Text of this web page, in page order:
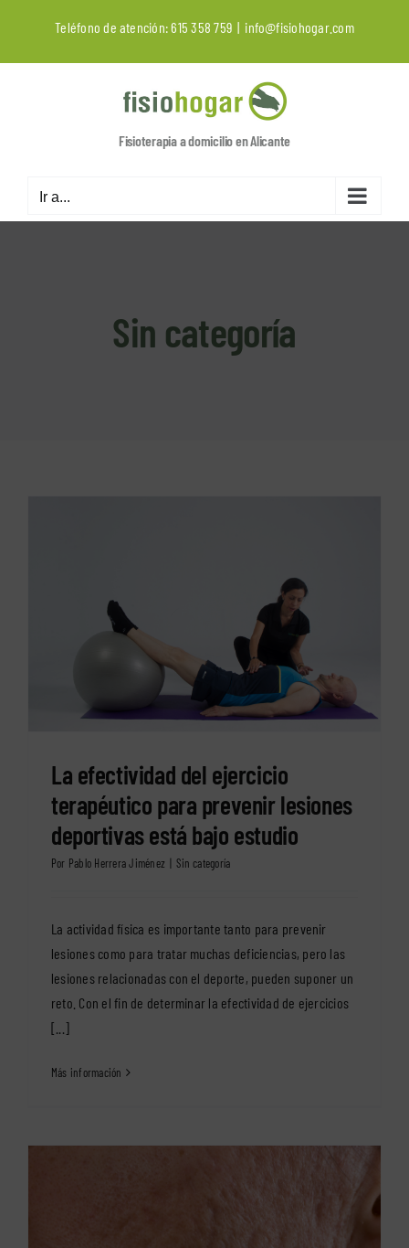
contenido
Teléfono de atención:615 358 759 | info@fisiohogar.com
Fisioterapia a domicilio en Alicante
Ir a...
Sin categoría
La efectividad del ejercicio
terapéutico para prevenir lesiones
deportivas está bajo estudio
Por Pablo Herrera Jiménez Sin categoría
La actividad física es importante tanto para prevenir
lesiones como para tratar muchas deficiencias, pero las
lesiones relacionadas con el deporte, pueden suponer un
reto. Con el fin de determinar la efectividad de ejercicios
[...]
Más información